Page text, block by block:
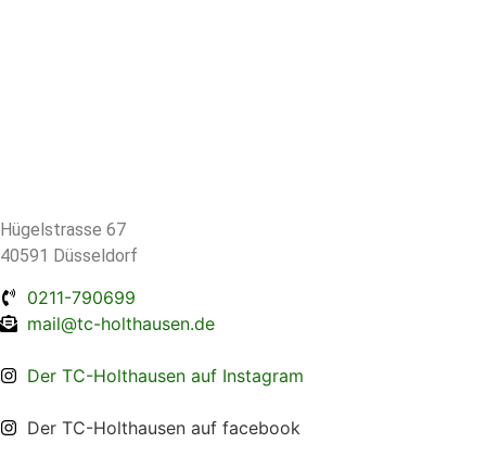
Hügelstrasse 67
40591 Düsseldorf
0211-790699
mail@tc-holthausen.de
Der TC-Holthausen auf Instagram
Der TC-Holthausen auf facebook